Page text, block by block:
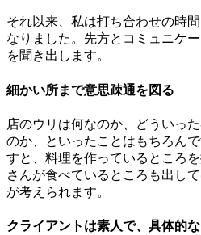
それ以来、私は打ち合わせの時
なりました。先方とコミュニケ
を聞き出します。
細かい所まで意思疎通を図る
店のウリは何なのか、どういっ
のか、といったことはもちろん
すと、料理を作っているところ
さんが食べているところも出し
が考えられます。
クライアントは素人で、具体的